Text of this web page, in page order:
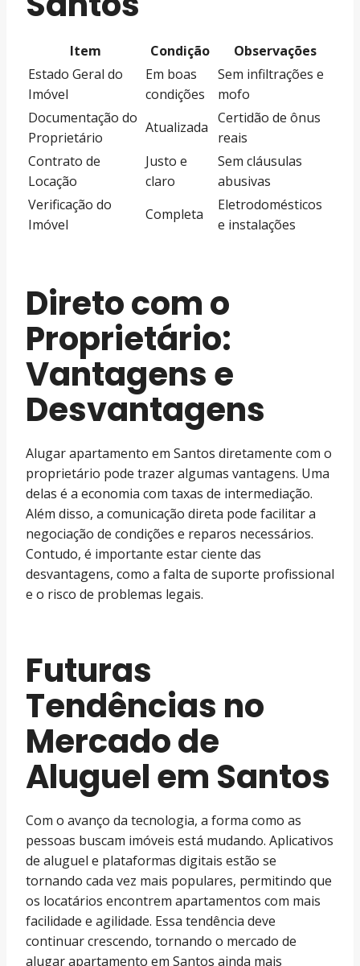
Item Condição
Observações
Estado Geral do
Imóvel
Em boas
condições
Sem infiltrações e
mofo
Documentação do
Proprietário
Atualizada
Certidão de ônus
reais
Contrato de
Locação
Justo e
claro
Sem cláusulas
abusivas
Verificação do
Imóvel
Completa
Eletrodomésticos
e instalações
Direto com o
Proprietário:
Vantagens e
Desvantagens
Alugar apartamento em Santos diretamente com o
proprietário pode trazer algumas vantagens. Uma
delas é a economia com taxas de intermediação.
Além disso, a comunicação direta pode facilitar a
negociação de condições e reparos necessários.
Contudo, é importante estar ciente das
desvantagens, como a falta de suporte profissional
e o risco de problemas legais.
Futuras
Tendências no
Mercado de
Aluguel em Santos
Com o avanço da tecnologia, a forma como as
pessoas buscam imóveis está mudando. Aplicativos
de aluguel e plataformas digitais estão se
tornando cada vez mais populares, permitindo que
os locatários encontrem apartamentos com mais
facilidade e agilidade. Essa tendência deve
continuar crescendo, tornando o mercado de
alugar apartamento em Santos ainda mais